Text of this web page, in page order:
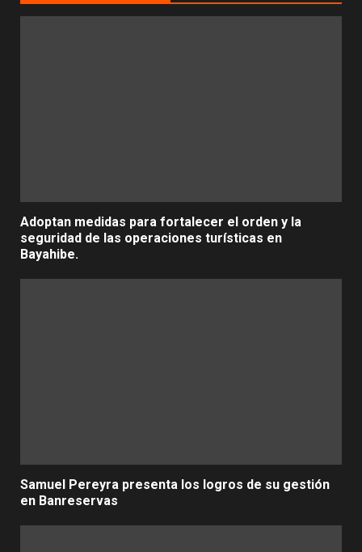
Adoptan medidas para fortalecer el orden y la
seguridad de las operaciones turísticas en
Bayahibe.
Samuel Pereyra presenta los logros de su gestión
en Banreservas